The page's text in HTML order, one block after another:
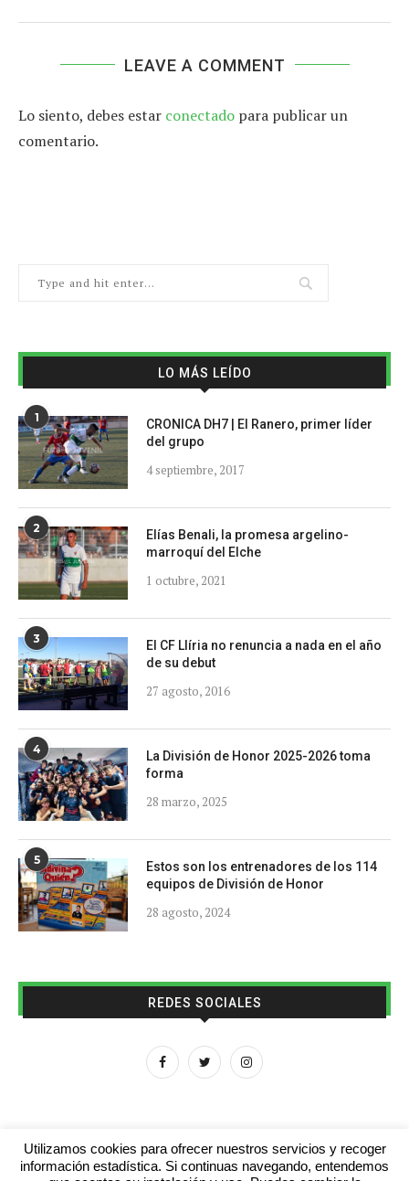
LEAVE A COMMENT
Lo siento, debes estar conectado para publicar un
comentario.
LO MÁS LEÍDO
1
CRONICA DH7 | El Ranero, primer líder
del grupo
4 septiembre, 2017
2
Elías Benali, la promesa argelino-
marroquí del Elche
1 octubre, 2021
3
El CF Llíria no renuncia a nada en el año
de su debut
27 agosto, 2016
4
La División de Honor 2025-2026 toma
forma
28 marzo, 2025
5
Estos son los entrenadores de los 114
equipos de División de Honor
28 agosto, 2024
REDES SOCIALES
Utilizamos cookies para ofrecer nuestros servicios y recoger
información estadística. Si continuas navegando, entendemos